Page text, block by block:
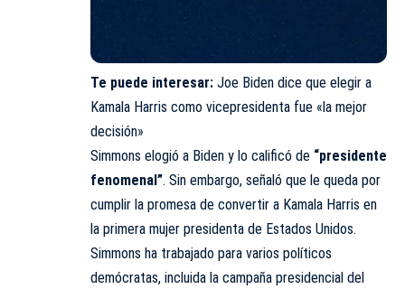
Te puede interesar: Joe Biden dice que elegir a
Kamala Harris como vicepresidenta fue «la mejor
decisión»
Simmons elogió a Biden y lo calificó de “presidente
fenomenal”. Sin embargo, señaló que le queda por
cumplir la promesa de convertir a Kamala Harris en
la primera mujer presidenta de Estados Unidos.
Simmons ha trabajado para varios políticos
demócratas, incluida la campaña presidencial del